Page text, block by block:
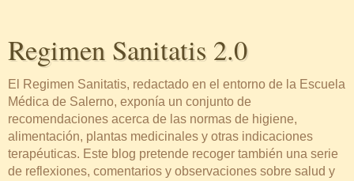
Regimen Sanitatis 2.0
El Regimen Sanitatis, redactado en el entorno de la Escuela
Médica de Salerno, exponía un conjunto de
recomendaciones acerca de las normas de higiene,
alimentación, plantas medicinales y otras indicaciones
terapéuticas. Este blog pretende recoger también una serie
de reflexiones, comentarios y observaciones sobre salud y